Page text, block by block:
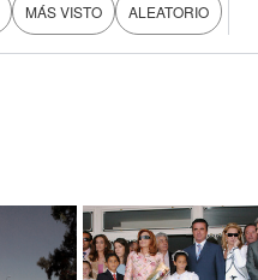
MÁS VISTO ALEATORIO